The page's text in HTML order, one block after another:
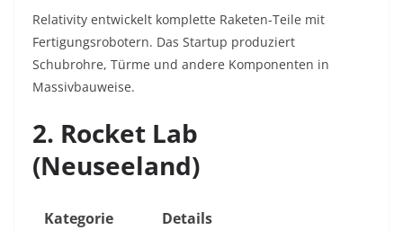
Relativity entwickelt komplette Raketen-Teile mit
Fertigungsrobotern. Das Startup produziert
Schubrohre, Türme und andere Komponenten in
Massivbauweise.
2. Rocket Lab
(Neuseeland)
Kategorie
Details